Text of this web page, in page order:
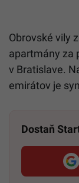
Obrovské vily
apartmány za
v Bratislave.
emirátov je
Dostaň